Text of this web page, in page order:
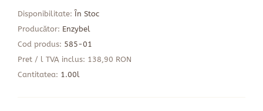
Disponibilitate: În Stoc
Producător: Enzybel
Cod produs: 585-01
Pret / l TVA inclus: 138,90 RON
Cantitatea: 1.00l